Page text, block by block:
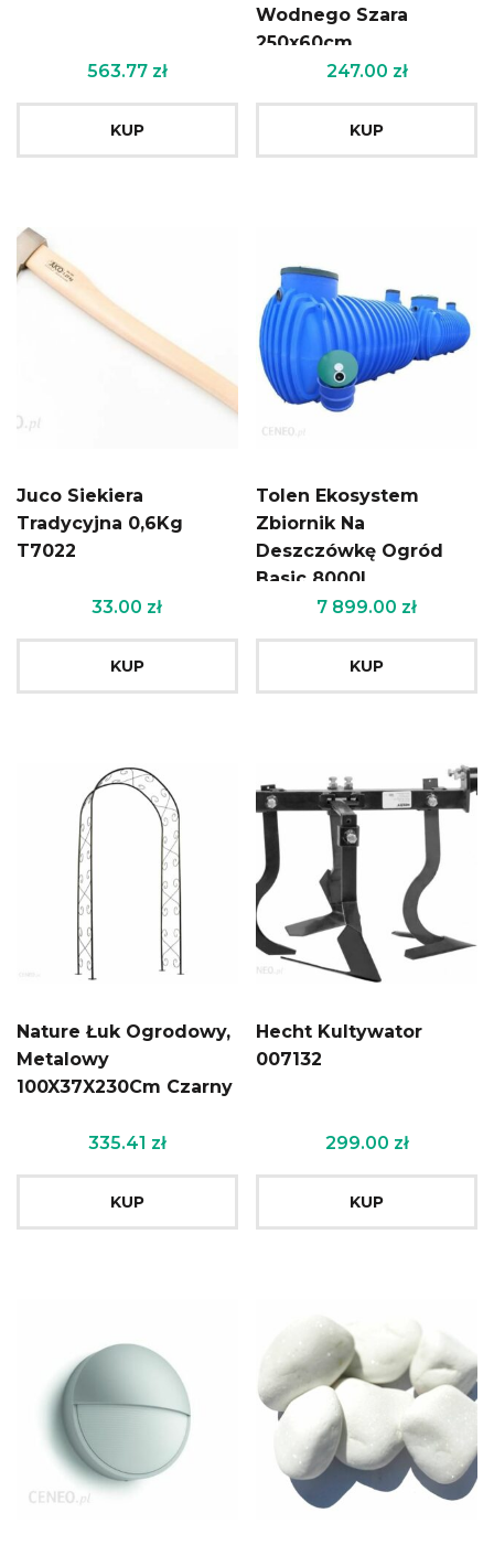
563.77 zł
KUP
Wodnego Szara
250x60cm
247.00 zł
KUP
Juco Siekiera
Tradycyjna 0,6Kg
T7022
33.00 zł
KUP
Tolen Ekosystem
Zbiornik Na
Deszczówkę Ogród
Basic 8000L
7 899.00 zł
KUP
Nature Łuk Ogrodowy,
Metalowy
100X37X230Cm Czarny
335.41 zł
KUP
Hecht Kultywator
007132
299.00 zł
KUP